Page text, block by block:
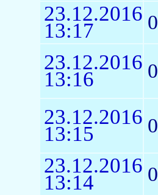
23.12.2016
13:17 0
23.12.2016
13:16 0
23.12.2016
13:15 0
23.12.2016
13:14 0